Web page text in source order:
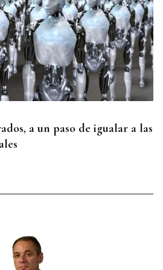
a un paso de igualar a las